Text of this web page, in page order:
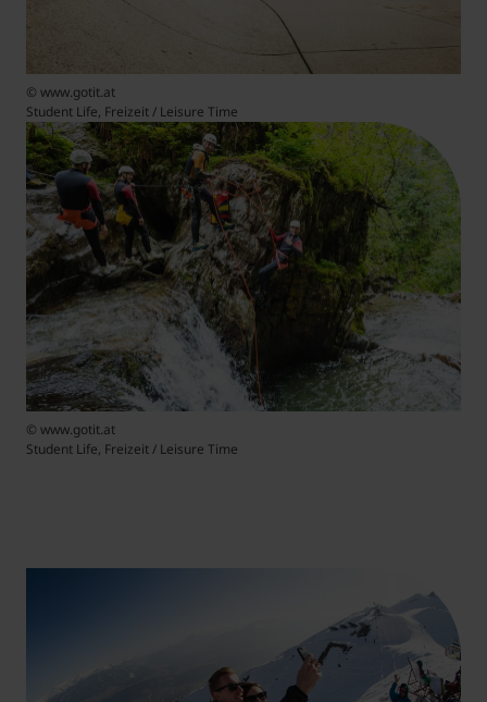
© www.gotit.at
Student Life, Freizeit / Leisure Time
© www.gotit.at
Student Life, Freizeit / Leisure Time